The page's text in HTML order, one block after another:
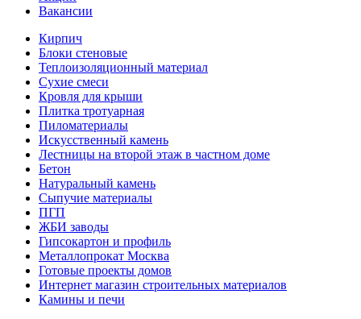
Вакансии
Кирпич
Блоки стеновые
Теплоизоляционный материал
Сухие смеси
Кровля для крыши
Плитка тротуарная
Пиломатериалы
Искусственный камень
Лестницы на второй этаж в частном доме
Бетон
Натуральный камень
Сыпучие материалы
ПГП
ЖБИ заводы
Гипсокартон и профиль
Металлопрокат Москва
Готовые проекты домов
Интернет магазин строительных материалов
Камины и печи